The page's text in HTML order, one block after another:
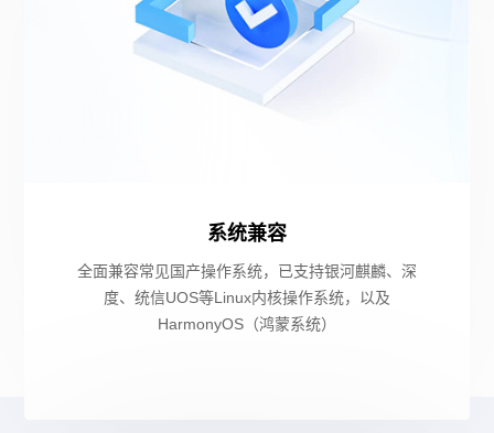
系统兼容
全面兼容常见国产操作系统，已支持银河麒麟、深
度、统信UOS等Linux内核操作系统，以及
HarmonyOS（鸿蒙系统）